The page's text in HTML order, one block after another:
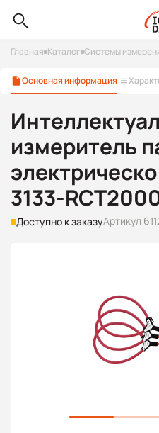
Главная Каталог Системы
Основная информация
измеритель
3133-
Доступно к заказуАртикул